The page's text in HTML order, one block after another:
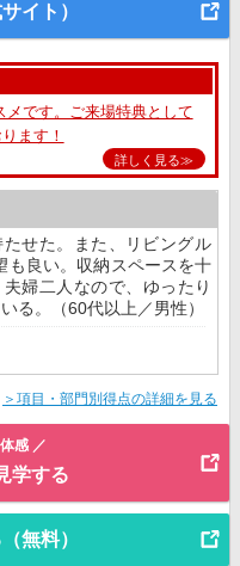
イト）
です。ご来場特典として
ます！
詳しく見る≫
せた。また、リビングル
も良い。収納スペースを十
婦二人なので、ゆったり
る。（60代以上／男性）
＞項目・部門別得点の詳細を見る
感 ／
学する
無料）